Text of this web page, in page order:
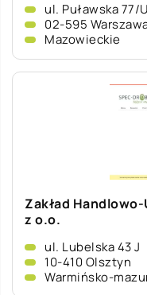
ul. Puławska 77/
02-595
Mazowieckie
Zakład Handlowo-
z o.o.
ul. Lubelska 43 J
10-410 Olsztyn
Warmińsko-